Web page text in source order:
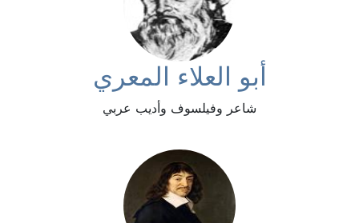
أبو العلاء المعري
شاعر وفيلسوف وأديب عربي